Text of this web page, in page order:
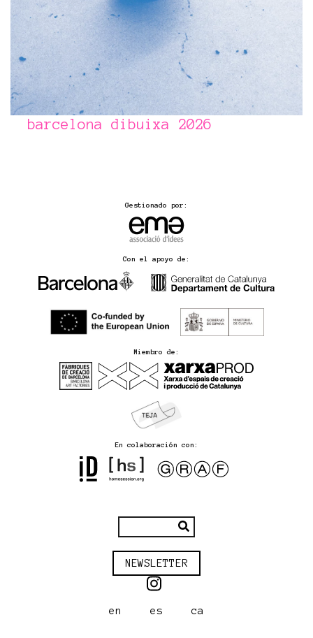
barcelona dibuixa 2026
Gestionado por:
Con el apoyo de:
Miembro de:
En colaboración con:
NEWSLETTER
en es ca